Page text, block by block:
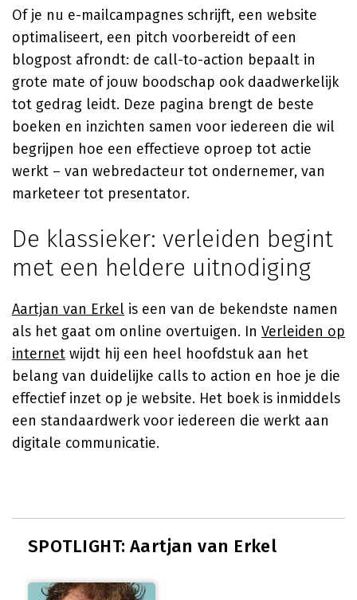
Of je nu e-mailcampagnes schrijft, een website
optimaliseert, een pitch voorbereidt of een
blogpost afrondt: de call-to-action bepaalt in
grote mate of jouw boodschap ook daadwerkelijk
tot gedrag leidt. Deze pagina brengt de beste
boeken en inzichten samen voor iedereen die wil
begrijpen hoe een effectieve oproep tot actie
werkt – van webredacteur tot ondernemer, van
marketeer tot presentator.
De klassieker: verleiden begint
met een heldere uitnodiging
Aartjan van Erkel is een van de bekendste namen
als het gaat om online overtuigen. In Verleiden op
internet wijdt hij een heel hoofdstuk aan het
belang van duidelijke calls to action en hoe je die
effectief inzet op je website. Het boek is inmiddels
een standaardwerk voor iedereen die werkt aan
digitale communicatie.
SPOTLIGHT: Aartjan van Erkel